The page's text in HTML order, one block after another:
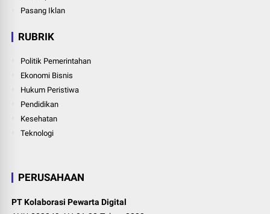
Pasang Iklan
RUBRIK
Politik Pemerintahan
Ekonomi Bisnis
Hukum Peristiwa
Pendidikan
Kesehatan
Teknologi
PERUSAHAAN
PT Kolaborasi Pewarta Digital